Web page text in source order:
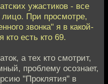
ужастиков - все
При просмотре,
звонка" я в какой-
кто есть кто 69.
а тех кто смотрит,
проблему осознает,
"Проклятия" в